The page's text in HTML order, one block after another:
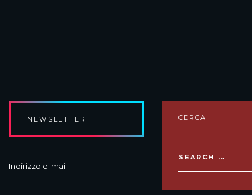
NEWSLETTER
Indirizzo e-mail:
CERCA